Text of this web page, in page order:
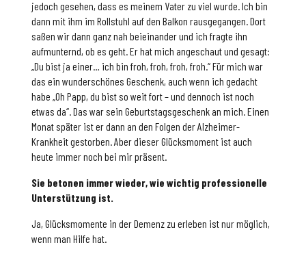
jedoch gesehen, dass es meinem Vater zu viel wurde. Ich bin
dann mit ihm im Rollstuhl auf den Balkon rausgegangen. Dort
saßen wir dann ganz nah beieinander und ich fragte ihn
aufmunternd, ob es geht. Er hat mich angeschaut und gesagt:
„Du bist ja einer… ich bin froh, froh, froh, froh.“ Für mich war
das ein wunderschönes Geschenk, auch wenn ich gedacht
habe „Oh Papp, du bist so weit fort – und dennoch ist noch
etwas da“. Das war sein Geburtstagsgeschenk an mich. Einen
Monat später ist er dann an den Folgen der Alzheimer-
Krankheit gestorben. Aber dieser Glücksmoment ist auch
heute immer noch bei mir präsent.
Sie betonen immer wieder, wie wichtig professionelle
Unterstützung ist.
Ja, Glücksmomente in der Demenz zu erleben ist nur möglich,
wenn man Hilfe hat.